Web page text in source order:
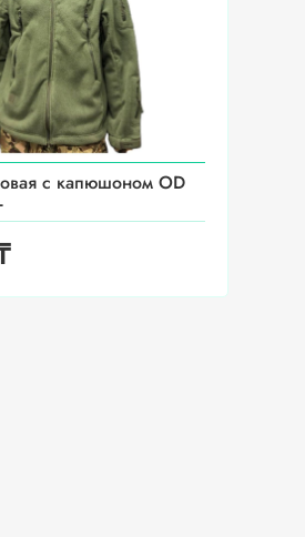
с капюшоном OD